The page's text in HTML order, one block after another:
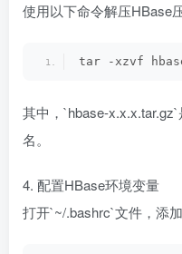
使用以下命令解压HBase
tar -xzvf
其中，`hbase-
名。
4. 配置HBase环境变量
打开`~/.bashrc`文件，添